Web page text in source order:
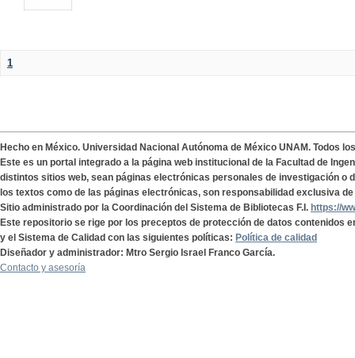
1
Hecho en México. Universidad Nacional Autónoma de México UNAM. Todos
Este es un portal integrado a la página web institucional de la Facultad de
distintos sitios web, sean páginas electrónicas personales de investigación o
los textos como de las páginas electrónicas, son responsabilidad exclusiva
Sitio administrado por la Coordinación del Sistema de Bibliotecas F.I. https://
Este repositorio se rige por los preceptos de protección de datos contenidos
y el Sistema de Calidad con las siguientes políticas: Política de calidad
Diseñador y administrador: Mtro Sergio Israel Franco García.
Contacto y asesoría